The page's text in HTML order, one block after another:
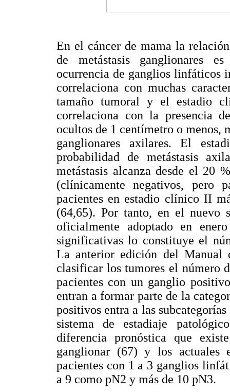
En el cáncer de mama la
de metástasis ganglionares
ocurrencia de ganglios linfáticos
correlaciona con muchas
tamaño tumoral y el estadio
correlaciona con la presencia
ocultos de 1 centímetro o menos,
ganglionares axilares. El
probabilidad de metástasis
metástasis alcanza desde el 20
(clínicamente negativos, pero
pacientes en estadio clínico II
(64,65). Por tanto, en el nuevo
oficialmente adoptado en
significativas lo constituye el
La anterior edición del Manual
clasificar los tumores el número
pacientes con un ganglio
entran a formar parte de la
positivos entra a las
sistema de estadiaje
diferencia pronóstica que
ganglionar (67) y los actuales
pacientes con 1 a 3 ganglios
a 9 como pN2 y más de 10 pN3.